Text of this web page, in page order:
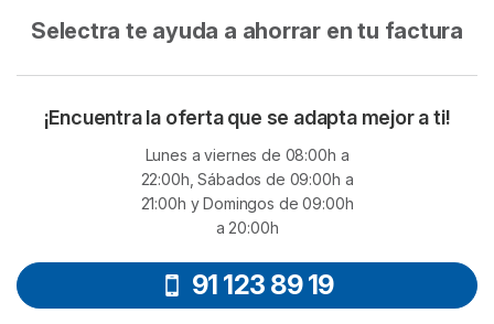
Selectra te ayuda a ahorrar en tu factura
¡Encuentra la oferta que se adapta mejor a ti!
Lunes a viernes de 08:00h a
22:00h, Sábados de 09:00h a
21:00h y Domingos de 09:00h
a 20:00h
91 123 89 19